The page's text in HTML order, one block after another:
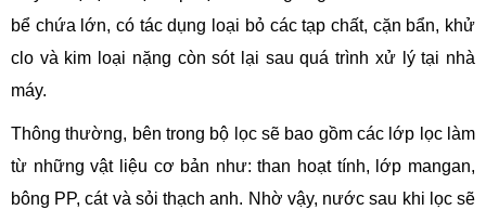
bể chứa lớn, có tác dụng loại bỏ các tạp chất, cặn bẩn, khử
clo và kim loại nặng còn sót lại sau quá trình xử lý tại nhà
máy.
Thông thường, bên trong bộ lọc sẽ bao gồm các lớp lọc làm
từ những vật liệu cơ bản như: than hoạt tính, lớp mangan,
bông PP, cát và sỏi thạch anh. Nhờ vậy, nước sau khi lọc sẽ